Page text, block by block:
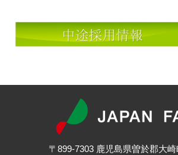
〒899-7303 鹿児島県曽於郡大